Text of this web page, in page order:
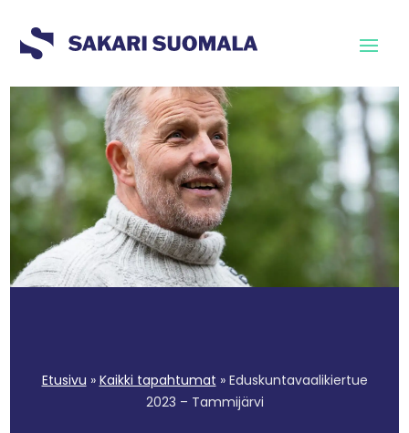
Etusivu » Kaikki tapahtumat » Eduskuntavaalikiertue
2023 – Tammijärvi